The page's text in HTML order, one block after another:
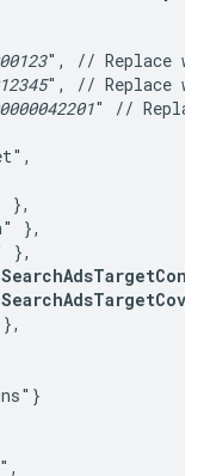
", // Replace
", // Replace
" //
},
},
},